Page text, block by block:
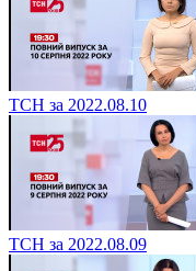
ТСН за 2022.08.10
ТСН за 2022.08.09